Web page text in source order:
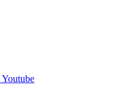
Youtube